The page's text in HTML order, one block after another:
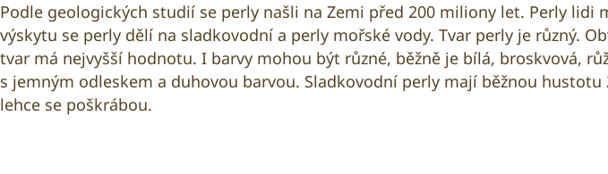
Podle geologických studií se perly našli na Zemi před 200 miliony let. Perly
výskytu se perly dělí na sladkovodní a perly mořské vody. Tvar perly je různý.
tvar má nejvyšší hodnotu. I barvy mohou být různé, běžně je bílá, broskvová,
s jemným odleskem a duhovou barvou. Sladkovodní perly mají běžnou
lehce se poškrábou.